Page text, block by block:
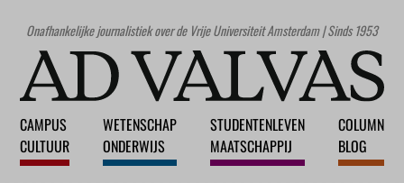
Onafhankelijke journalistiek over de Vrije Universiteit Amsterdam | Sinds 1953
CAMPUS
CULTUUR
WETENSCHAP
ONDERWIJS
STUDENTENLEVEN
MAATSCHAPPIJ
COLUMN
BLOG